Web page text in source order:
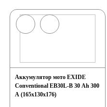
Аккумулятор мото EXIDE
Conventional EB30L-B 30 Ah 300
A (165x130x176)